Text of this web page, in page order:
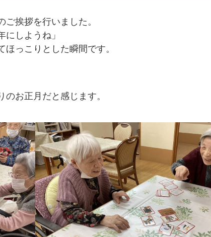
挨拶を行いました。
にしようね」
っこりとした瞬間です。
お正月だと感じます。